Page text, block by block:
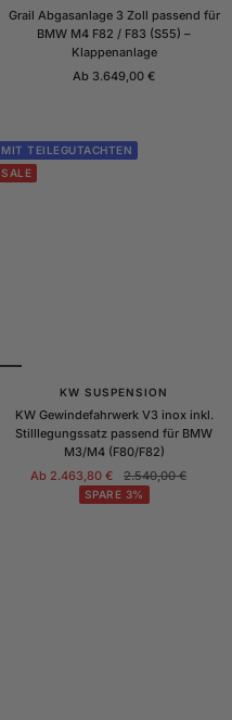
Grail Abgasanlage 3 Zoll passend für
BMW M4 F82 / F83 (S55) –
Klappenanlage
Angebotspreis
Ab 3.649,00 €
MIT TEILEGUTACHTEN
SALE
KW SUSPENSION
KW Gewindefahrwerk V3 inox inkl.
Stilllegungssatz passend für BMW
M3/M4 (F80/F82)
Angebotspreis
Ab 2.463,80 €
Regulärer
Preis
2.540,00 €
SPARE 3%